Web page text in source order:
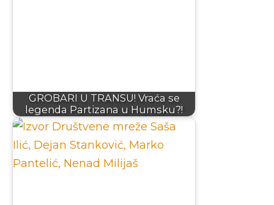
GROBARI U TRANSU! Vraća se
legenda Partizana u Humsku?!